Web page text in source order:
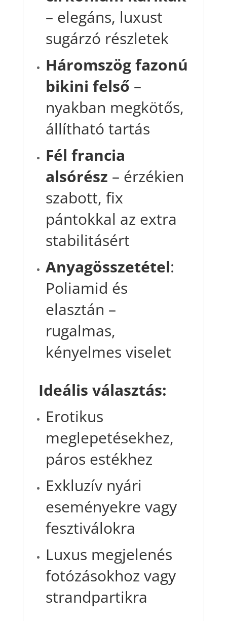
– elegáns, luxust
sugárzó részletek
Háromszög fazonú
bikini felső –
nyakban megkötős,
állítható tartás
Fél francia
alsórész – érzékien
szabott, fix
pántokkal az extra
stabilitásért
Anyagösszetétel:
Poliamid és
elasztán –
rugalmas,
kényelmes viselet
Ideális választás:
Erotikus
meglepetésekhez,
páros estékhez
Exkluzív nyári
eseményekre vagy
fesztiválokra
Luxus megjelenés
fotózásokhoz vagy
strandpartikra